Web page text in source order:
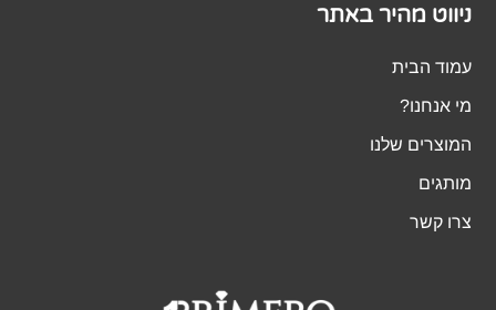
ניווט מהיר באתר
עמוד הבית
מי אנחנו?
המוצרים שלנו
מותגים
צרו קשר